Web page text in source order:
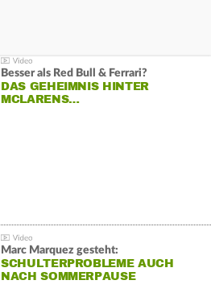
Besser als Red Bull & Ferrari?
DAS GEHEIMNIS HINTER
MCLARENS…
Marc Marquez gesteht:
SCHULTERPROBLEME AUCH
NACH SOMMERPAUSE